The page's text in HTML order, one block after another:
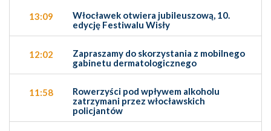
13:09
Włocławek otwiera jubileuszową, 10.
edycję Festiwalu Wisły
12:02
Zapraszamy do skorzystania z mobilnego
gabinetu dermatologicznego
11:58
Rowerzyści pod wpływem alkoholu
zatrzymani przez włocławskich
policjantów